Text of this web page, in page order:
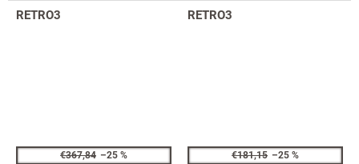
RETRO3
€367,84 –25 %
RETRO3
€181,15 –25 %